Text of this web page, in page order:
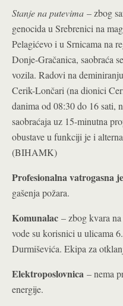
Stanje na putevima – zbog
genocida u Srebrenici na
Pelagićevo i u Srnicama na
Donje-Gračanica, saobraća
vozila. Radovi na
Cerik-Lončari (na dionici
danima od 08:30 do 16 sati,
saobraćaja uz 15-minutna
obustave u funkciji je i
(BIHAMK)
Profesionalna vatrogasna
gašenja požara.
Komunalac – zbog kvara
vode su korisnici u ulicama
Durmiševića. Ekipa za
Elektroposlovnica – nema
energije.